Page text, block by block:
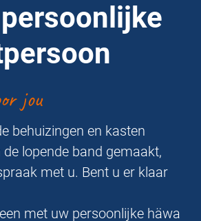
jou
behuizingen en kasten
lopende band gemaakt,
met u. Bent u er klaar
met uw persoonlijke häwa